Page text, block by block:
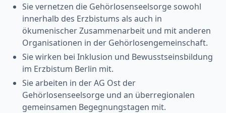
Sie vernetzen die Gehörlosenseelsorge sowohl
innerhalb des Erzbistums als auch in
ökumenischer Zusammenarbeit und mit anderen
Organisationen in der Gehörlosengemeinschaft.
Sie wirken bei Inklusion und Bewusstseinsbildung
im Erzbistum Berlin mit.
Sie arbeiten in der AG Ost der
Gehörlosenseelsorge und an überregionalen
gemeinsamen Begegnungstagen mit.